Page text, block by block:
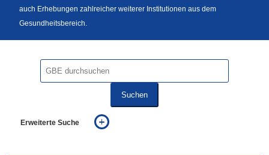
auch Erhebungen zahlreicher weiterer Institutionen aus dem
Gesundheitsbereich.
Suchen
Erweiterte Suche